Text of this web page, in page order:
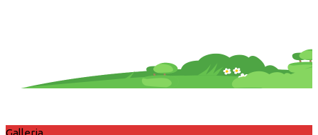
Galleria